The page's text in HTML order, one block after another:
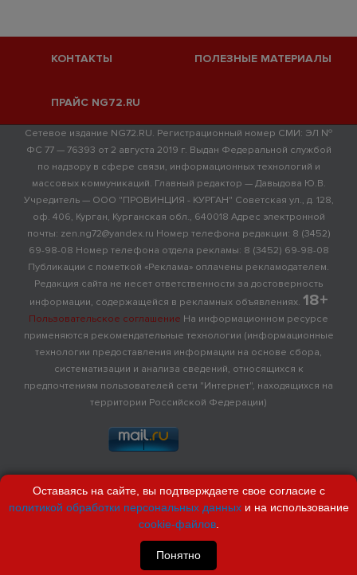
КОНТАКТЫ ПОЛЕЗНЫЕ МАТЕРИАЛЫ
ПРАЙС NG72.RU
Сетевое издание NG72.RU. Регистрационный номер СМИ: ЭЛ №
ФС 77 — 76393 от 2 августа 2019 г. Выдан Федеральной службой
по надзору в сфере связи, информационных технологий и
массовых коммуникаций. Главный редактор — Давыдова Ю.В.
Учредитель — ООО "ПРОВИНЦИЯ - КУРГАН" Советская ул., д. 128,
оф. 406, Курган, Курганская обл., 640018 Адрес электронной
почты: zen.ng72@yandex.ru Номер телефона редакции: 8 (3452)
69-98-08 Номер телефона отдела рекламы: 8 (3452) 69-98-08
Публикации с пометкой «Реклама» оплачены рекламодателем.
Редакция сайта не несет ответственности за достоверность
информации, содержащейся в рекламных объявлениях. 18+
Пользовательское соглашение На информационном ресурсе
применяются рекомендательные технологии (информационные
технологии предоставления информации на основе сбора,
систематизации и анализа сведений, относящихся к
предпочтениям пользователей сети "Интернет", находящихся на
территории Российской Федерации)
Оставаясь на сайте, вы подтверждаете свое согласие с
политикой обработки персональных данныхи на использование
cookie-файлов.
Понятно